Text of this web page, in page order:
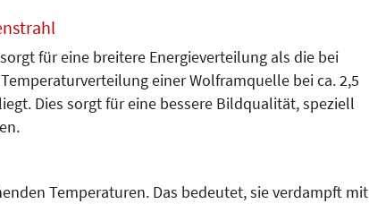
für eine breitere Ener­gieverteilung als die bei
einer Wolframquel­le bei ca. 2,5
Dies sorgt für eine bessere Bild­qualität, speziell
Temperaturen. Das bedeutet, sie verdampft mit